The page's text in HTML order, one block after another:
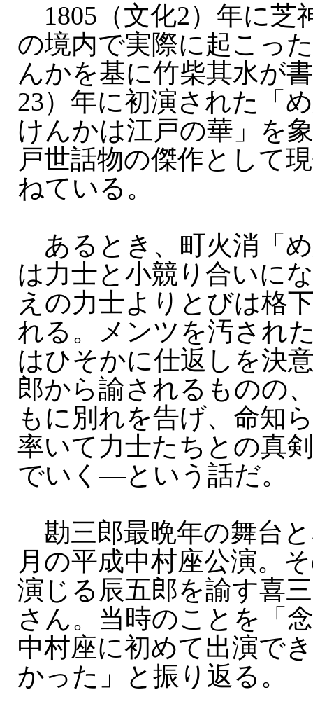
1805（文化2）年に芝
の境内で実際に起こっ
んかを基に竹柴其水が
23）年に初演された「
けんかは江戸の華」を
戸世話物の傑作として
ねている。
あるとき、町火消「
は力士と小競り合いに
えの力士よりとびは格
れる。メンツを汚され
はひそかに仕返しを決
郎から諭されるものの
もに別れを告げ、命知
率いて力士たちとの真
でいく—という話だ。
勘三郎最晩年の舞台と
月の平成中村座公演。
演じる辰五郎を諭す喜
さん。当時のことを「
中村座に初めて出演で
かった」と振り返る。